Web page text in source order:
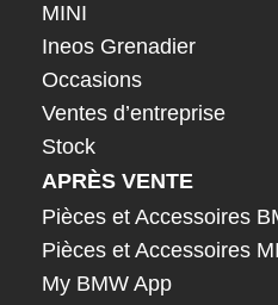
MINI
Ineos Grenadier
Occasions
Ventes d’entreprise
Stock
APRÈS VENTE
Pièces et Accessoires
Pièces et Accessoires
My BMW App